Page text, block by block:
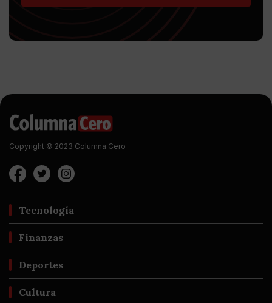
Copyright © 2023 Columna Cero
Tecnología
Finanzas
Deportes
Cultura